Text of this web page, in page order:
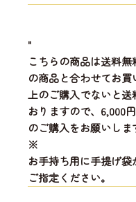
"
こちらの商品は送料
の商品と合わせてお
上のご購入でないと
おりますので、6,000
のご購入をお願いしま
※
お手持ち用に手提げ
ご指定ください。